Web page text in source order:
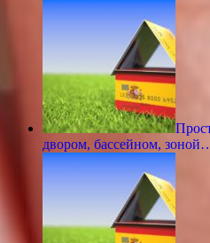
двором, бассейном,